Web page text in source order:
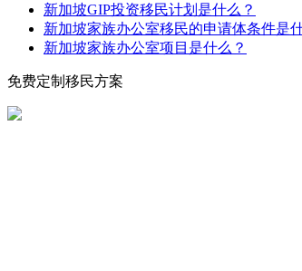
新加坡GIP投资移民计划是什么？
新加坡家族办公室移民的申请体条件是
新加坡家族办公室项目是什么？
免费定制移民方案